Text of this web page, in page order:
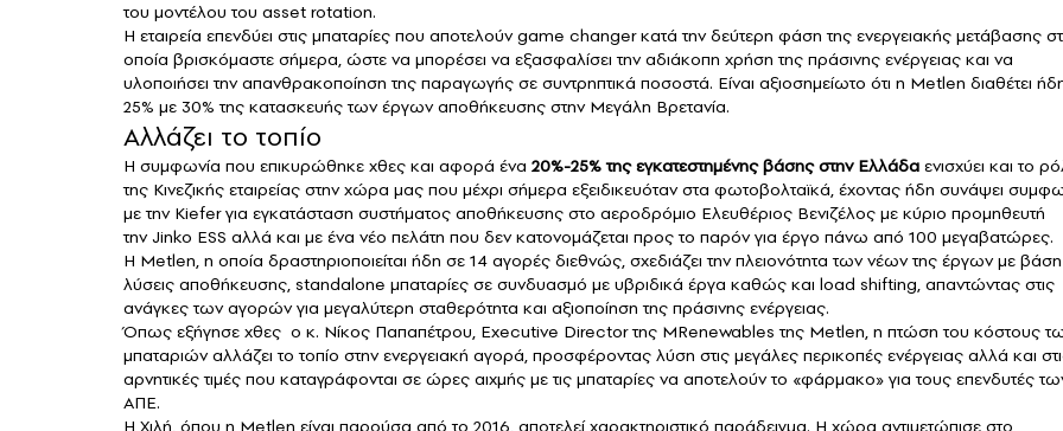
του μοντέλου του asset rotation.
Η εταιρεία επενδύει στις μπαταρίες που αποτελούν game changer κατά την δεύτερη φάση της ενεργειακής μετάβασης
οποία βρισκόμαστε σήμερα, ώστε να μπορέσει να εξασφαλίσει την αδιάκοπη χρήση της πράσινης ενέργειας και να
υλοποιήσει την απανθρακοποίηση της παραγωγής σε συντρηπτικά ποσοστά. Είναι αξιοσημείωτο ότι η Metlen διαθέτει
25% με 30% της κατασκευής των έργων αποθήκευσης στην Μεγάλη Βρετανία.
Αλλάζει το τοπίο
Η συμφωνία που επικυρώθηκε χθες και αφορά ένα 20%-25% της εγκατεστημένης βάσης στην Ελλάδα ενισχύει και το
της Κινεζικής εταιρείας στην χώρα μας που μέχρι σήμερα εξειδικευόταν στα φωτοβολταϊκά, έχοντας ήδη συνάψει
με την Kiefer για εγκατάσταση συστήματος αποθήκευσης στο αεροδρόμιο Ελευθέριος Βενιζέλος με κύριο προμηθευτή
την Jinko ESS αλλά και με ένα νέο πελάτη που δεν κατονομάζεται προς το παρόν για έργο πάνω από 100 μεγαβατώρες.
Η Metlen, η οποία δραστηριοποιείται ήδη σε 14 αγορές διεθνώς, σχεδιάζει την πλειονότητα των νέων της έργων με βάση
λύσεις αποθήκευσης, standalone μπαταρίες σε συνδυασμό με υβριδικά έργα καθώς και load shifting, απαντώντας στις
ανάγκες των αγορών για μεγαλύτερη σταθερότητα και αξιοποίηση της πράσινης ενέργειας.
Όπως εξήγησε χθες ο κ. Νίκος Παπαπέτρου, Executive Director της MRenewables της Metlen, η πτώση του κόστους
μπαταριών αλλάζει το τοπίο στην ενεργειακή αγορά, προσφέροντας λύση στις μεγάλες περικοπές ενέργειας αλλά και
αρνητικές τιμές που καταγράφονται σε ώρες αιχμής με τις μπαταρίες να αποτελούν το «φάρμακο» για τους επενδυτές
ΑΠΕ.